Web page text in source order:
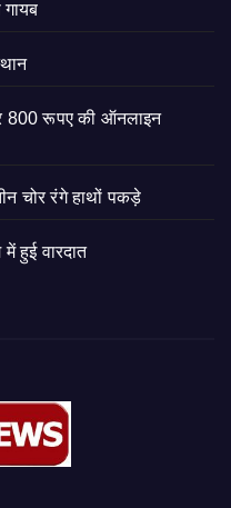
800 रूपए की ऑनलाइन
चोर रंगे हाथों पकड़े
हुई वारदात